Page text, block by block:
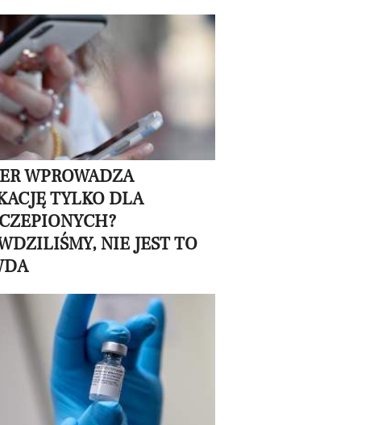
WPROWADZA
TYLKO DLA
NIE JEST TO